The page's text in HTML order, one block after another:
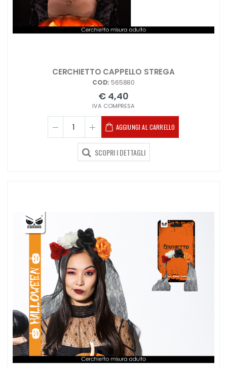
CERCHIETTO CAPPELLO STREGA
COD: 565880
€ 4,40
IVA COMPRESA
AGGIUNGI AL CARRELLO
SCOPRI I DETTAGLI